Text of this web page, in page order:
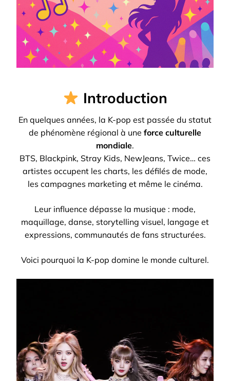
Introduction
En quelques années, la K-pop est passée du statut
de phénomène régional à une force culturelle
mondiale.
BTS, Blackpink, Stray Kids, NewJeans, Twice… ces
artistes occupent les charts, les défilés de mode,
les campagnes marketing et même le cinéma.
Leur influence dépasse la musique : mode,
maquillage, danse, storytelling visuel, langage et
expressions, communautés de fans structurées.
Voici pourquoi la K-pop domine le monde culturel.